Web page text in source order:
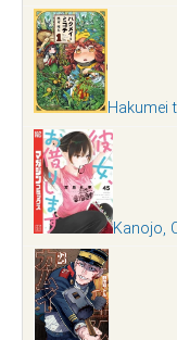
Hakumei
Kanojo,